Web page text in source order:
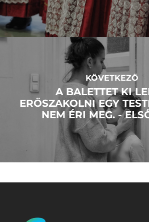
KÖVETKEZŐ
A BALETTET KI
ERŐSZAKOLNI EGY
NEM ÉRI MEG. -